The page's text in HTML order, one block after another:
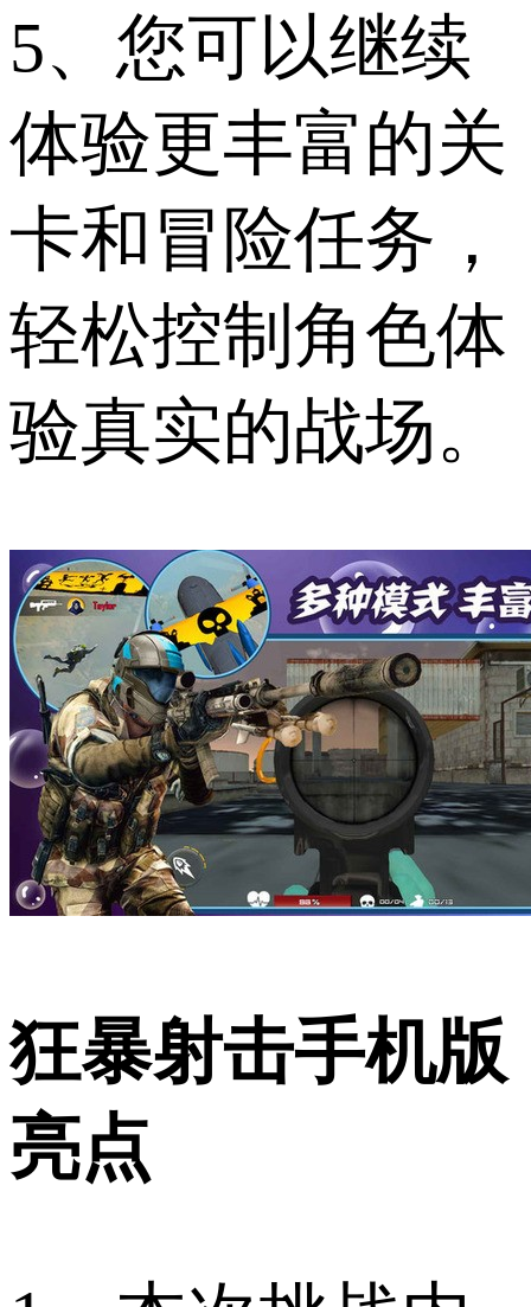
5、您可以继续
体验更丰富的关
卡和冒险任务，
轻松控制角色体
验真实的战场。
狂暴射击手机版
亮点